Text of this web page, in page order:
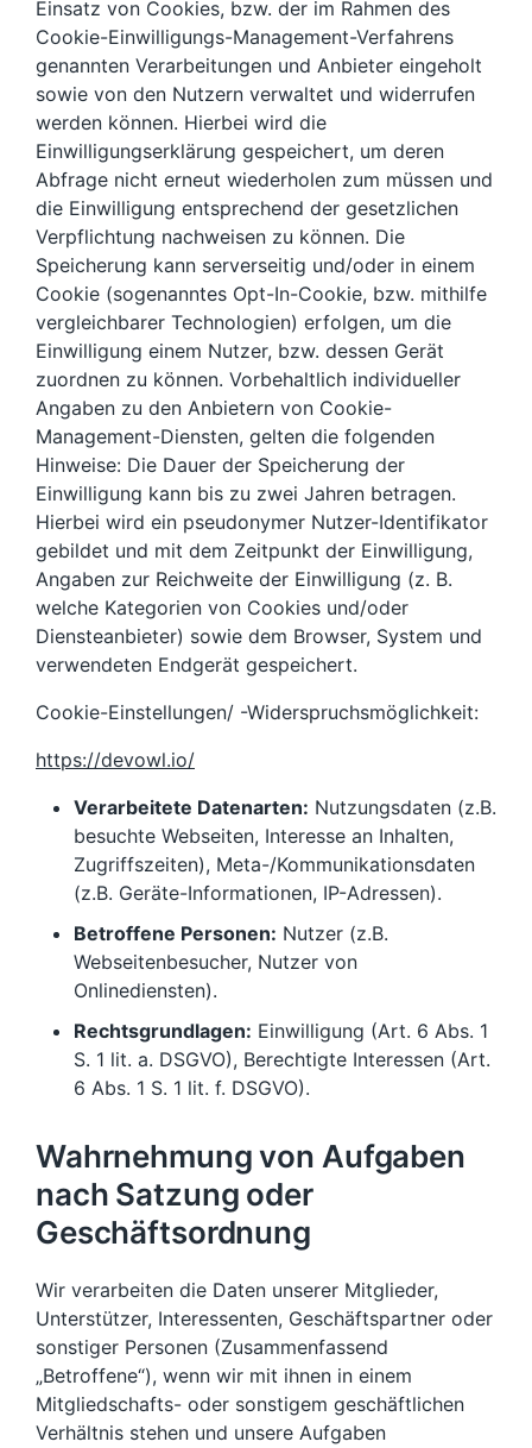
Einsatz von Cookies, bzw. der im Rahmen des
Cookie-Einwilligungs-Management-Verfahrens
genannten Verarbeitungen und Anbieter eingeholt
sowie von den Nutzern verwaltet und widerrufen
werden können. Hierbei wird die
Einwilligungserklärung gespeichert, um deren
Abfrage nicht erneut wiederholen zum müssen und
die Einwilligung entsprechend der gesetzlichen
Verpflichtung nachweisen zu können. Die
Speicherung kann serverseitig und/oder in einem
Cookie (sogenanntes Opt-In-Cookie, bzw. mithilfe
vergleichbarer Technologien) erfolgen, um die
Einwilligung einem Nutzer, bzw. dessen Gerät
zuordnen zu können. Vorbehaltlich individueller
Angaben zu den Anbietern von Cookie-
Management-Diensten, gelten die folgenden
Hinweise: Die Dauer der Speicherung der
Einwilligung kann bis zu zwei Jahren betragen.
Hierbei wird ein pseudonymer Nutzer-Identifikator
gebildet und mit dem Zeitpunkt der Einwilligung,
Angaben zur Reichweite der Einwilligung (z. B.
welche Kategorien von Cookies und/oder
Diensteanbieter) sowie dem Browser, System und
verwendeten Endgerät gespeichert.
Cookie-Einstellungen/ -Widerspruchsmöglichkeit:
https://devowl.io/
Verarbeitete Datenarten: Nutzungsdaten (z.B.
besuchte Webseiten, Interesse an Inhalten,
Zugriffszeiten), Meta-/Kommunikationsdaten
(z.B. Geräte-Informationen, IP-Adressen).
Betroffene Personen: Nutzer (z.B.
Webseitenbesucher, Nutzer von
Onlinediensten).
Rechtsgrundlagen: Einwilligung (Art. 6 Abs. 1
S. 1 lit. a. DSGVO), Berechtigte Interessen (Art.
6 Abs. 1 S. 1 lit. f. DSGVO).
Wahrnehmung von Aufgaben
nach Satzung oder
Geschäftsordnung
Wir verarbeiten die Daten unserer Mitglieder,
Unterstützer, Interessenten, Geschäftspartner oder
sonstiger Personen (Zusammenfassend
„Betroffene“), wenn wir mit ihnen in einem
Mitgliedschafts- oder sonstigem geschäftlichen
Verhältnis stehen und unsere Aufgaben